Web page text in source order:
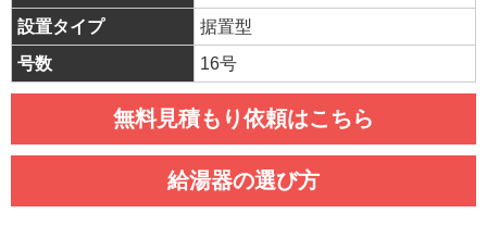
設置タイプ
据置型
号数
16号
無料見積もり依頼はこちら
給湯器の選び方